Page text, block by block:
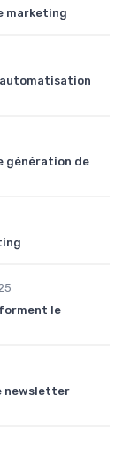
marketing
génération de
le
newsletter